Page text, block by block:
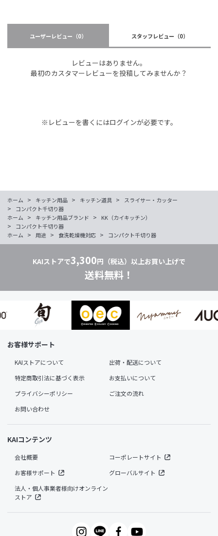
ユーザーレビュー （0） スタッフレビュー （0）
レビューはありません。
最初のカスタマーレビューを投稿してみませんか？
※レビューを書くにはログインが必要です。
ホーム > キッチン用品 > キッチン道具 > スライサー・カッター
>
コンパクト千切り器
ホーム
> キッチン用品ブランド > KK（カイキッチン）
>
コンパクト千切り器
ホーム
> 用途 > 食洗乾燥機対応 > コンパクト千切り器
KAIストアで3,300円（税込）以上お買い上げで
送料無料！
お客様サポート
KAIストアについて
出荷・配送について
特定商取引法に基づく表示
お支払いについて
プライバシーポリシー
ご注文の流れ
お問い合わせ
KAIコンテンツ
会社概要
コーポレートサイト
お客様サポート
グローバルサイト
法人・個人事業者様向けオンライン
ストア